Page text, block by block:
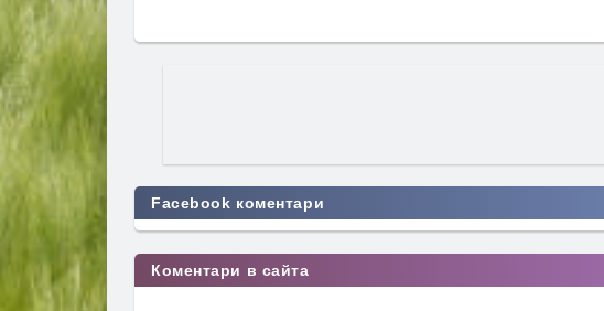
Facebook коментари
Коментари в сайта